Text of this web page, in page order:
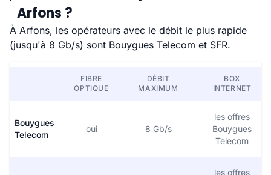
Arfons ?
À Arfons, les opérateurs avec le débit le plus rapide
(jusqu'à 8 Gb/s) sont Bouygues Telecom et SFR.
FIBRE
OPTIQUE
DÉBIT
MAXIMUM
BOX
INTERNET
Bouygues
Telecom
oui 8 Gb/s
les offres
Bouygues
Telecom
les offres